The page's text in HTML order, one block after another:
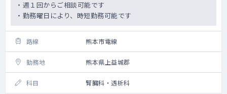
・週１回からご相談可能です
・勤務曜日により、時短勤務可能です
路線 熊本市電線
勤務地 熊本県上益城郡
科目 腎臓科・透析科